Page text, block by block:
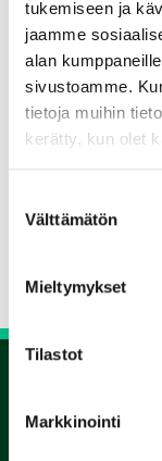
tukemiseen ja
jaamme
alan
sivustoamme.
tietoja muihin
kerätty, kun olet
valinta
Välttämätön
Mieltymykset
Tilastot
Markkinointi
Kurssin
- Opetus
- Peliopetus
- Välineet
Kesto 4 tuntia
Jaa kurssi
1.